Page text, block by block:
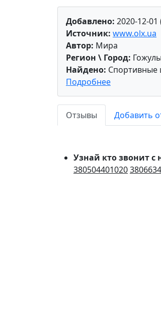
Добавлено: 2020-12-01
Источник: www.olx.ua
Автор: Мира
Регион \ Город:
Найдено: Спортивные
Подробнее
Отзывы
Добавить
Узнай кто звонит с
380504401020